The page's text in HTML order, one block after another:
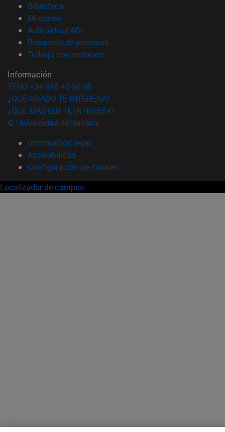
Biblioteca
Mi correo(abre en nueva ventana)
Aula virtual ADI
Búsqueda de personas(abre en nueva ventana)
Trabaja con nosotros(abre en nueva ventana)
Información
TFNO +34 948 42 56 00
¿QUÉ GRADO TE INTERESA?
¿QUÉ MÁSTER TE INTERESA?
© Universidad de Navarra
Información legal
Accesibilidad
Configuración de cookies
Localizador de campus